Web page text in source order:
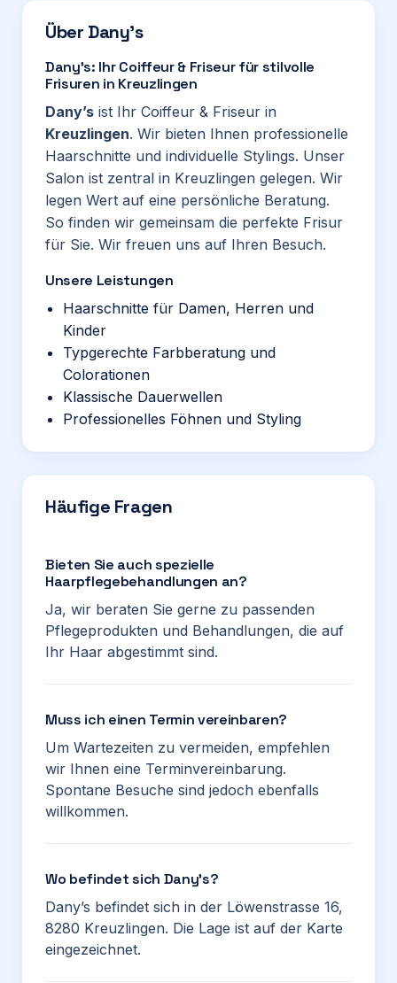
Über Dany’s
Dany’s: Ihr Coiffeur & Friseur für stilvolle
Frisuren in Kreuzlingen
Dany’s ist Ihr Coiffeur & Friseur in
Kreuzlingen. Wir bieten Ihnen professionelle
Haarschnitte und individuelle Stylings. Unser
Salon ist zentral in Kreuzlingen gelegen. Wir
legen Wert auf eine persönliche Beratung.
So finden wir gemeinsam die perfekte Frisur
für Sie. Wir freuen uns auf Ihren Besuch.
Unsere Leistungen
Haarschnitte für Damen, Herren und
Kinder
Typgerechte Farbberatung und
Colorationen
Klassische Dauerwellen
Professionelles Föhnen und Styling
Häufige Fragen
Bieten Sie auch spezielle
Haarpflegebehandlungen an?
Ja, wir beraten Sie gerne zu passenden
Pflegeprodukten und Behandlungen, die auf
Ihr Haar abgestimmt sind.
Muss ich einen Termin vereinbaren?
Um Wartezeiten zu vermeiden, empfehlen
wir Ihnen eine Terminvereinbarung.
Spontane Besuche sind jedoch ebenfalls
willkommen.
Wo befindet sich Dany’s?
Dany’s befindet sich in der Löwenstrasse 16,
8280 Kreuzlingen. Die Lage ist auf der Karte
eingezeichnet.